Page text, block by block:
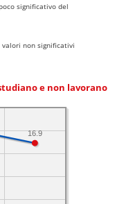
significativo del
valori non significativi
e non lavorano
16.9